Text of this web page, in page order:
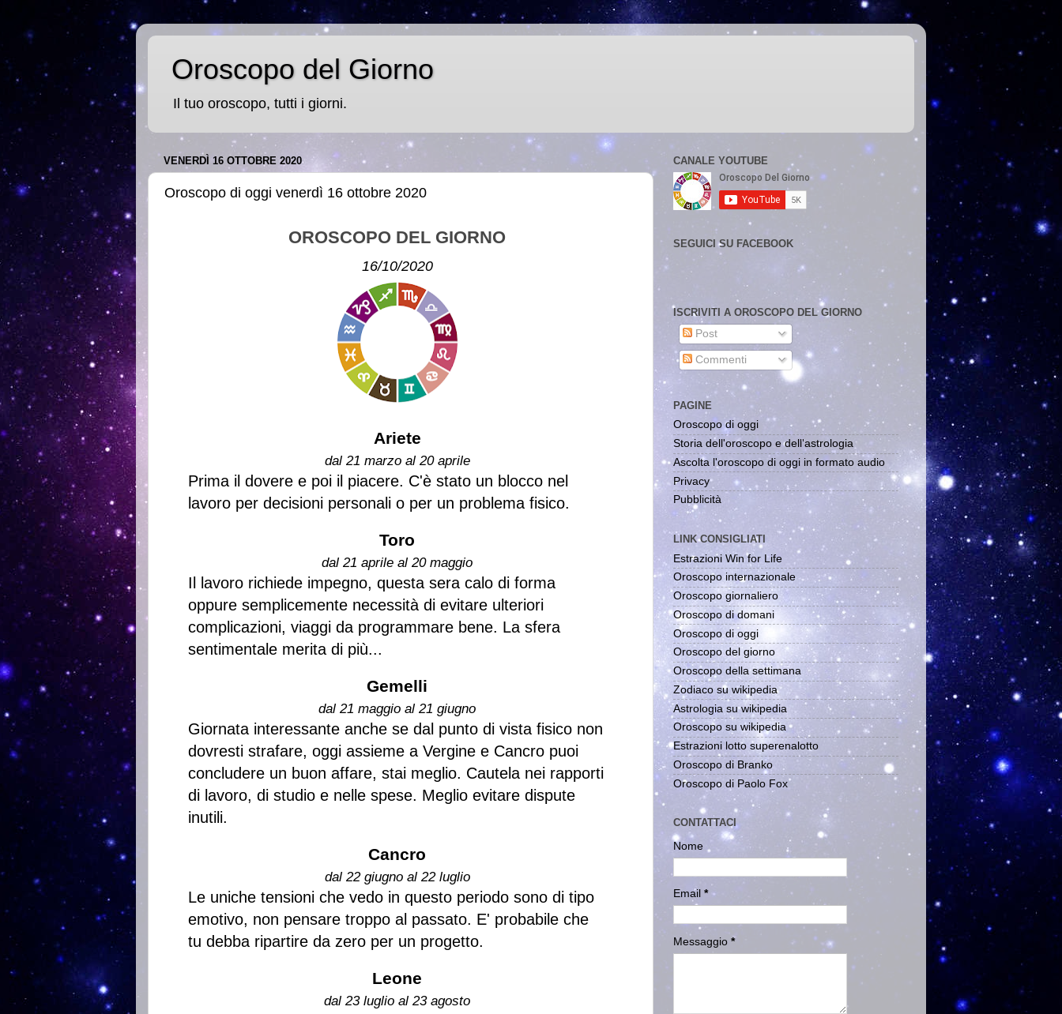
Oroscopo del Giorno
Il tuo oroscopo, tutti i giorni.
VENERDÌ 16 OTTOBRE 2020
Oroscopo di oggi venerdì 16 ottobre 2020
OROSCOPO DEL GIORNO
16/10/2020
Ariete
dal 21 marzo al 20 aprile
Prima il dovere e poi il piacere. C'è stato un blocco nel
lavoro per decisioni personali o per un problema fisico.
Toro
dal 21 aprile al 20 maggio
Il lavoro richiede impegno, questa sera calo di forma
oppure semplicemente necessità di evitare ulteriori
complicazioni, viaggi da programmare bene. La sfera
sentimentale merita di più...
Gemelli
dal 21 maggio al 21 giugno
Giornata interessante anche se dal punto di vista fisico non
dovresti strafare, oggi assieme a Vergine e Cancro puoi
concludere un buon affare, stai meglio. Cautela nei rapporti
di lavoro, di studio e nelle spese. Meglio evitare dispute
inutili.
Cancro
dal 22 giugno al 22 luglio
Le uniche tensioni che vedo in questo periodo sono di tipo
emotivo, non pensare troppo al passato. E' probabile che
tu debba ripartire da zero per un progetto.
Leone
dal 23 luglio al 23 agosto
CANALE YOUTUBE
SEGUICI SU FACEBOOK
ISCRIVITI A OROSCOPO DEL GIORNO
Post
Commenti
PAGINE
Oroscopo di oggi
Storia dell'oroscopo e dell'astrologia
Ascolta l'oroscopo di oggi in formato audio
Privacy
Pubblicità
LINK CONSIGLIATI
Estrazioni Win for Life
Oroscopo internazionale
Oroscopo giornaliero
Oroscopo di domani
Oroscopo di oggi
Oroscopo del giorno
Oroscopo della settimana
Zodiaco su wikipedia
Astrologia su wikipedia
Oroscopo su wikipedia
Estrazioni lotto superenalotto
Oroscopo di Branko
Oroscopo di Paolo Fox
CONTATTACI
Nome
Email *
Messaggio *